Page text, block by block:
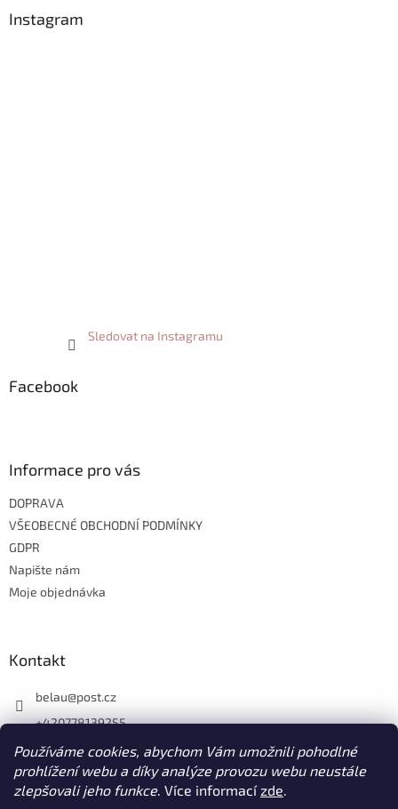
Používáme cookies, abychom Vám umožnili pohodlné
prohlížení webu a díky analýze provozu webu neustále
zlepšovali jeho funkce. Více informacízde.
Instagram
Sledovat na Instagramu
Facebook
Informace pro vás
DOPRAVA
VŠEOBECNÉ OBCHODNÍ PODMÍNKY
GDPR
Napište nám
Moje objednávka
Kontakt
belau@post.cz
+420778139255
https://www.facebook.com/belau.cz
belau.cz